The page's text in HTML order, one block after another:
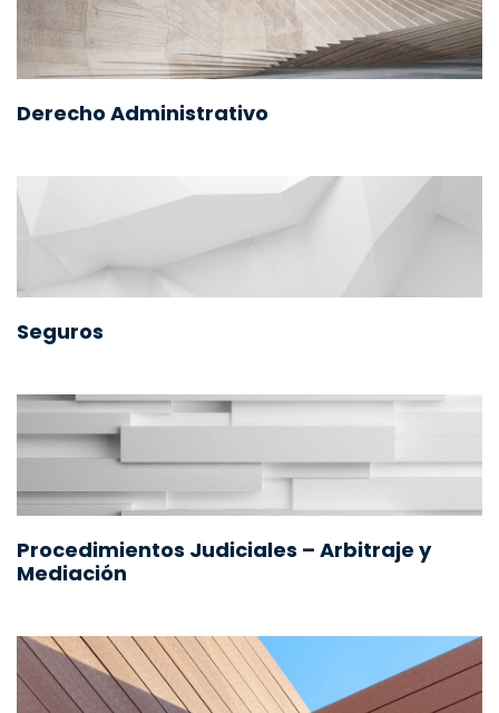
Derecho Administrativo
Seguros
Procedimientos Judiciales – Arbitraje y
Mediación